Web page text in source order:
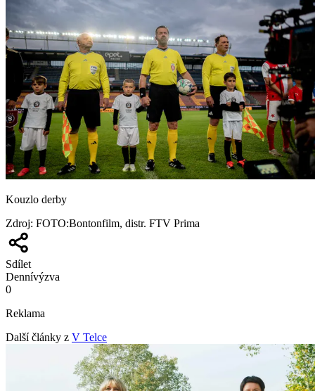
Kouzlo derby
Zdroj: FOTO:Bontonfilm, distr. FTV Prima
Sdílet
Dennívýzva
0
Reklama
Další články z V Telce